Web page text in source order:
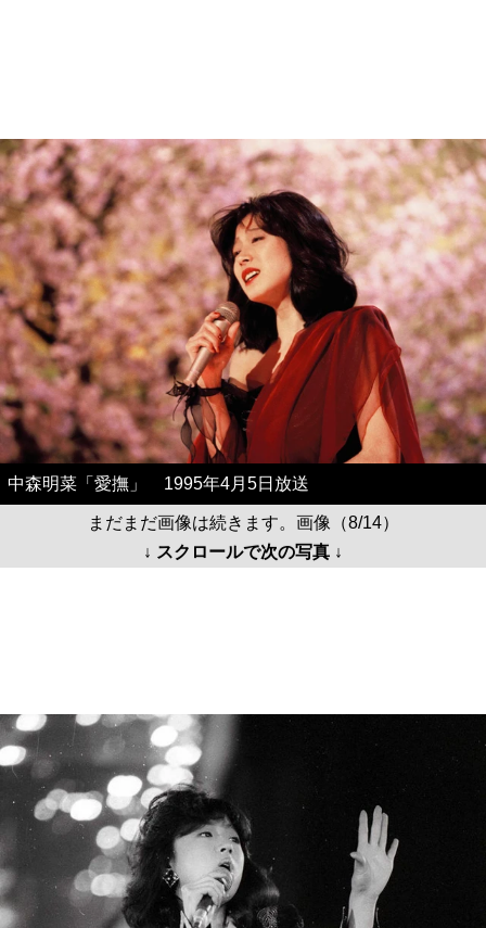
中森明菜「愛撫」 1995年4月5日放送
まだまだ画像は続きます。画像（8/14）
↓ スクロールで次の写真 ↓